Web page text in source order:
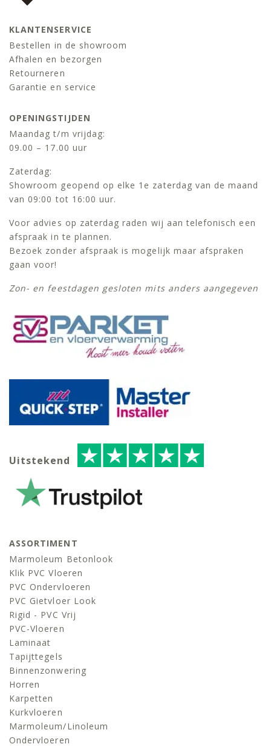
KLANTENSERVICE
Bestellen in de showroom
Afhalen en bezorgen
Retourneren
Garantie en service
OPENINGSTIJDEN
Maandag t/m vrijdag:
09.00 – 17.00 uur
Zaterdag:
Showroom geopend op elke 1e zaterdag van de maand
van 09:00 tot 16:00 uur.
Voor advies op zaterdag raden wij aan telefonisch een
afspraak in te plannen.
Bezoek zonder afspraak is mogelijk maar afspraken
gaan voor!
Zon- en feestdagen gesloten mits anders aangegeven
Uitstekend
ASSORTIMENT
Marmoleum Betonlook
Klik PVC Vloeren
PVC Ondervloeren
PVC Gietvloer Look
Rigid - PVC Vrij
PVC-Vloeren
Laminaat
Tapijttegels
Binnenzonwering
Horren
Karpetten
Kurkvloeren
Marmoleum/linoleum
Ondervloeren